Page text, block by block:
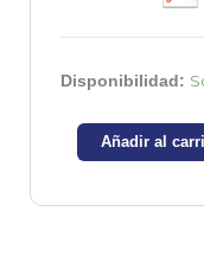
Disponibilidad:
2SC5144
Transistor
NPN
20A
Añadir al